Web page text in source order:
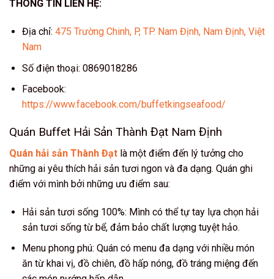
THÔNG TIN LIÊN HỆ:
Địa chỉ: 475 Trường Chinh, P, TP. Nam Định, Nam Định, Việt
Nam
Số điện thoại: 0869018286
Facebook:
https://www.facebook.com/buffetkingseafood/
Quán Buffet Hải Sản Thành Đạt Nam Định
Quán hải sản Thành Đạt là một điểm đến lý tưởng cho
những ai yêu thích hải sản tươi ngon và đa dạng. Quán ghi
điểm với mình bởi những ưu điểm sau:
Hải sản tươi sống 100%: Mình có thể tự tay lựa chọn hải
sản tươi sống từ bể, đảm bảo chất lượng tuyệt hảo.
Menu phong phú: Quán có menu đa dạng với nhiều món
ăn từ khai vị, đồ chiên, đồ hấp nóng, đồ tráng miệng đến